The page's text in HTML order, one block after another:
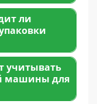
ли
учитывать
машины для